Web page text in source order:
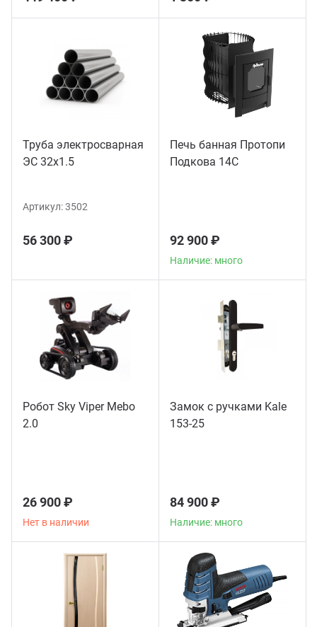
Труба электросварная
ЭС 32x1.5
Артикул:3502
56 300 ₽
Печь банная Протопи
Подкова 14С
92 900 ₽
Наличие: много
Робот Sky Viper Mebo
2.0
26 900 ₽
Нет в наличии
Замок с ручками Kale
153-25
84 900 ₽
Наличие: много